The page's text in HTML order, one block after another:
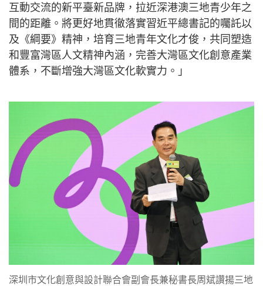
互動交流的新平臺新品牌，拉近深港澳三地青少年之
間的距離。將更好地貫徹落實習近平總書記的囑託以
及《綱要》精神，培育三地青年文化才俊，共同塑造
和豐富灣區人文精神內涵，完善大灣區文化創意產業
體系，不斷增強大灣區文化軟實力。」
深圳市文化創意與設計聯合會副會長兼秘書長周斌讚揚三地